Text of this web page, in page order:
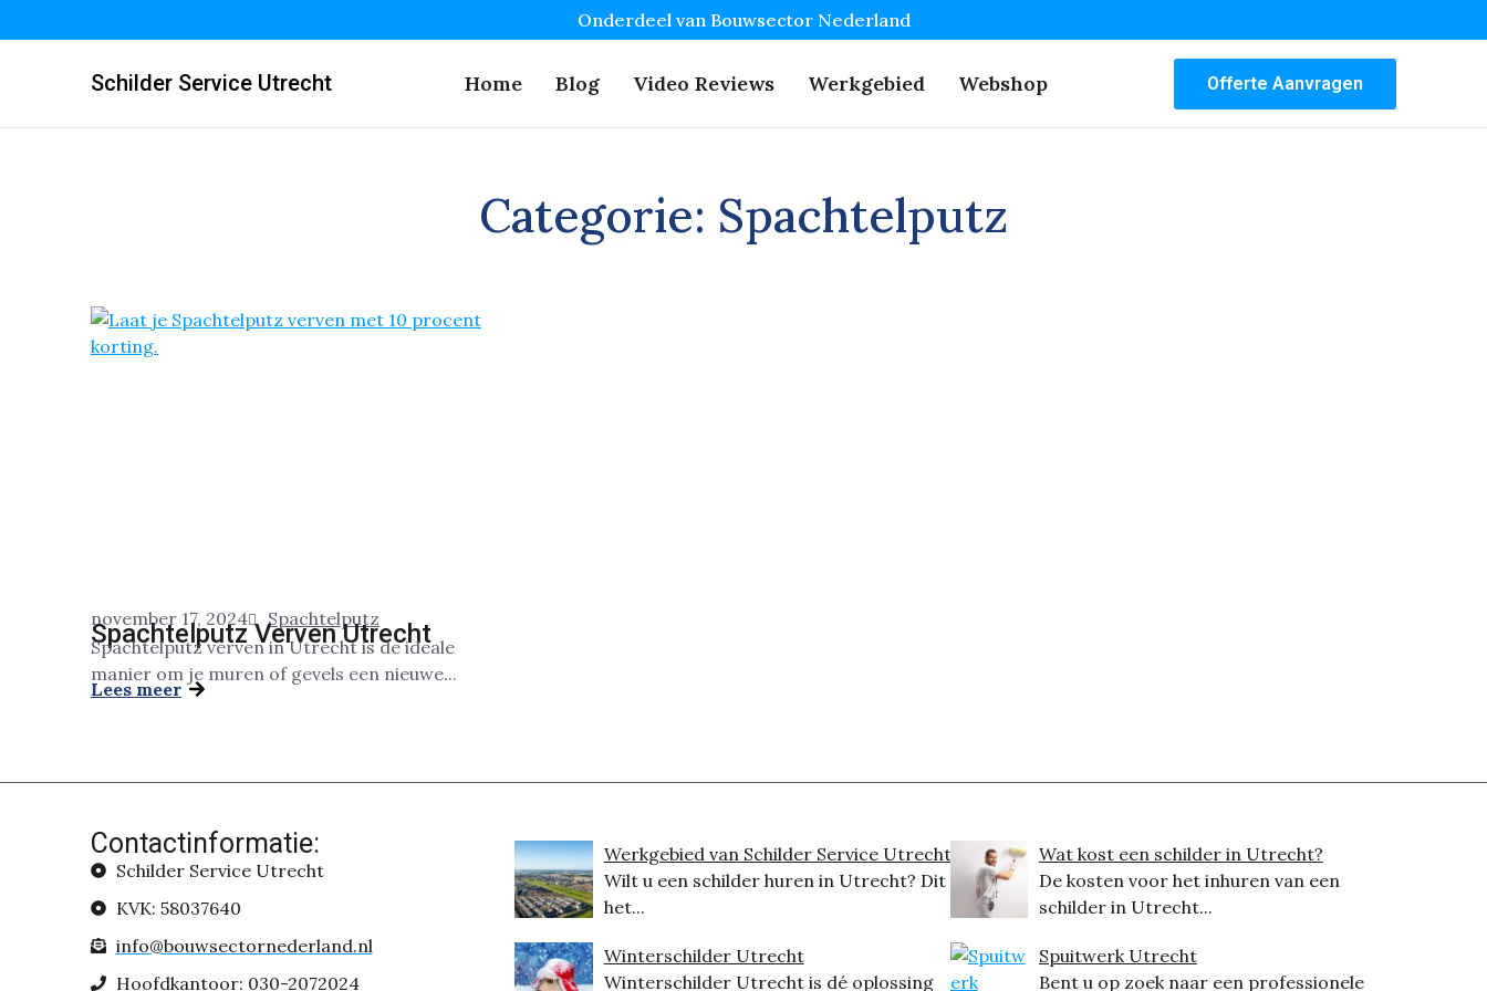
Onderdeel van Bouwsector Nederland
Schilder Service Utrecht Home Blog Video Reviews Werkgebied Webshop Offerte Aanvragen
Categorie: Spachtelputz
november 17, 2024 Spachtelputz
Spachtelputz Verven Utrecht
Spachtelputz verven in Utrecht is de ideale
manier om je muren of gevels een nieuwe...
Lees meer
Contactinformatie:
Schilder Service Utrecht
KVK: 58037640
info@bouwsectornederland.nl
Hoofdkantoor: 030-2072024
Werkgebied van Schilder Service Utrecht
Wilt u een schilder huren in Utrecht? Dit is
het...
Winterschilder Utrecht
Winterschilder Utrecht is dé oplossing
Wat kost een schilder in Utrecht?
De kosten voor het inhuren van een
schilder in Utrecht...
Spuitwerk Utrecht
Bent u op zoek naar een professionele